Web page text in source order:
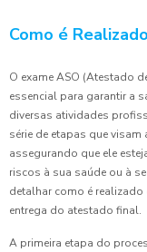
Como é
O exame ASO (Atestado
essencial para garantir a
diversas atividades
série de etapas que
assegurando que ele
riscos à sua saúde ou à
detalhar como é realizado
entrega do atestado final.
A primeira etapa do